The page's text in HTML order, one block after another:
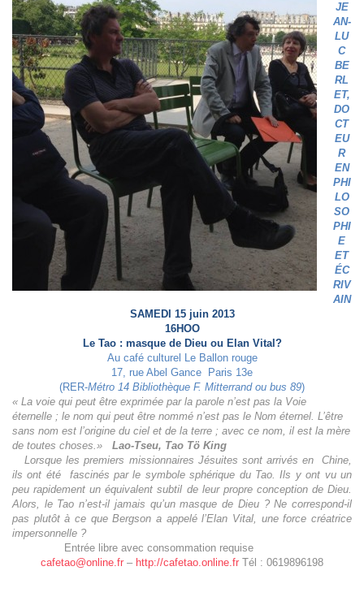
JE
AN-
LU
C
BE
RL
ET,
DO
CT
EU
R
EN
PHI
LO
SO
PHI
E
ET
ÉC
RIV
AIN
SAMEDI 15 juin 2013
16HOO
Le Tao : masque de Dieu ou Elan Vital?
Au café culturel Le Ballon rouge
17, rue Abel Gance Paris 13e
(RER-Métro 14 Bibliothèque F. Mitterrand ou bus 89)
« La voie qui peut être exprimée par la parole n’est pas la Voie
éternelle ; le nom qui peut être nommé n’est pas le Nom éternel. L’être
sans nom est l’origine du ciel et de la terre ; avec ce nom, il est la mère
de toutes choses.» Lao-Tseu, Tao Tö King
Lorsque les premiers missionnaires Jésuites sont arrivés en Chine,
ils ont été fascinés par le symbole sphérique du Tao. Ils y ont vu un
peu rapidement un équivalent subtil de leur propre conception de Dieu.
Alors, le Tao n’est-il jamais qu’un masque de Dieu ? Ne correspond-il
pas plutôt à ce que Bergson a appelé l’Elan Vital, une force créatrice
impersonnelle ?
Entrée libre avec consommation requise
cafetao@online.fr – http://cafetao.online.fr Tél : 0619896198